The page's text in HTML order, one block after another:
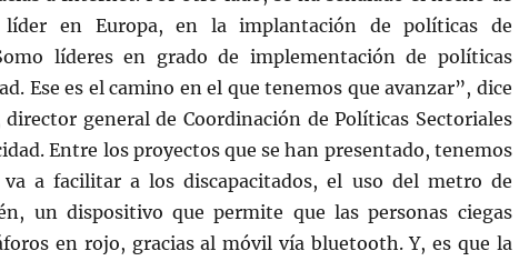
líder en Europa, en la implantación de políticas de
líderes en grado de implementación de políticas
Ese es el camino en el que tenemos que avanzar”, dice
director general de Coordinación de Políticas Sectoriales
Entre los proyectos que se han presentado, tenemos
a facilitar a los discapacitados, el uso del metro de
un dispositivo que permite que las personas ciegas
en rojo, gracias al móvil vía bluetooth. Y, es que la